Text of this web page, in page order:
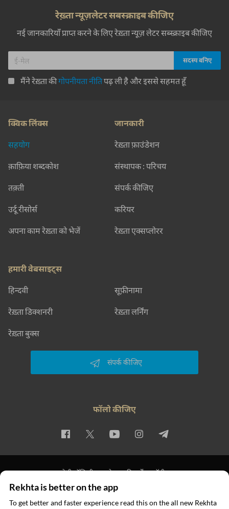
रेख़्ता न्यूज़लेटर सबस्क्राइब कीजिए
नई जानकारियाँ प्राप्त करने के लिए रेख़्ता न्यूज़ लेटर सब्स्क्राइब कीजिए
मैंने रेख़्ता कीगोपनीयता नीतिपढ़ ली है और इससे सहमत हूँ
क्विक लिंक्स
सहयोग
क़ाफ़िया शब्दकोश
तक़्ती
उर्दू रीसोर्स
अपना काम रेख़्ता को भेजें
जानकारी
रेख़्ता फ़ाउंडेशन
संस्थापक : परिचय
संपर्क कीजिए
करियर
रेख़्ता एक्सप्लोरर
हमारी वेबसाइट्स
हिन्दवी सूफ़ीनामा
रेख़्ता डिक्शनरी रेख़्ता लर्निंग
रेख़्ता बुक्स
संपर्क कीजिए
फॉलो कीजिए
प्राइवेसी पॉलिसी इस्तेमाल की शर्तें कॉपीराइट
© 2026 Rekhta™ Foundation. All rights reserved.
Rekhta is better on the app
To get better and faster experience read this on the all new Rekhta